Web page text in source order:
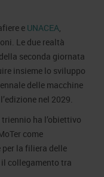
e UNACEA,
Le due realtà
seconda giornata
insieme lo sviluppo
delle macchine
nel 2029.
ha l’obiettivo
come
la filiera delle
collegamento tra